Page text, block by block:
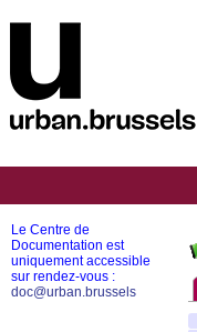
Le Centre de
Documentation est
uniquement accessible
sur rendez-vous :
doc@urban.brussels